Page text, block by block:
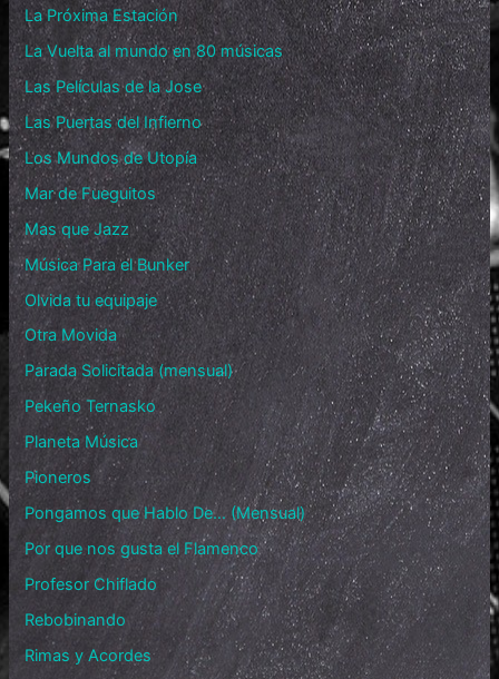
La Próxima Estación
La Vuelta al mundo en 80 músicas
Las Películas de la Jose
Las Puertas del Infierno
Los Mundos de Utopía
Mar de Fueguitos
Mas que Jazz
Música Para el Bunker
Olvida tu equipaje
Otra Movida
Parada Solicitada (mensual)
Pekeño Ternasko
Planeta Música
Pioneros
Pongamos que Hablo De… (Mensual)
Por que nos gusta el Flamenco
Profesor Chiflado
Rebobinando
Rimas y Acordes